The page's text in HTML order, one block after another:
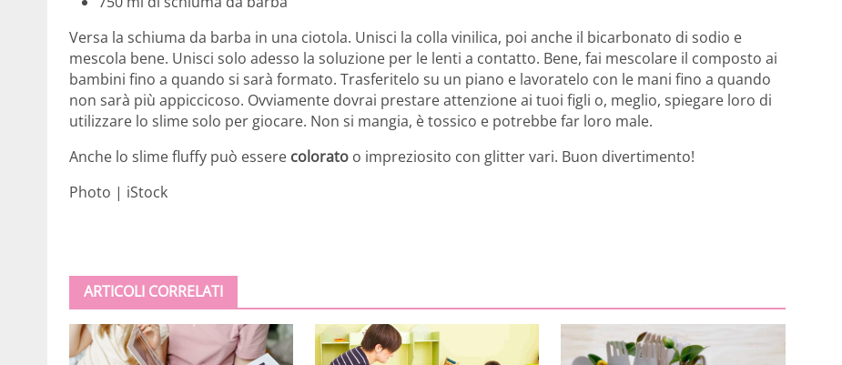
Versa la schiuma da barba in una ciotola. Unisci la colla vinilica, poi anche il bicarbonato di sodio e
mescola bene. Unisci solo adesso la soluzione per le lenti a contatto. Bene, fai mescolare il composto ai
bambini fino a quando si sarà formato. Trasferitelo su un piano e lavoratelo con le mani fino a quando
non sarà più appiccicoso. Ovviamente dovrai prestare attenzione ai tuoi figli o, meglio, spiegare loro di
utilizzare lo slime solo per giocare. Non si mangia, è tossico e potrebbe far loro male.
Anche lo slime fluffy può essere colorato o impreziosito con glitter vari. Buon divertimento!
Photo | iStock
ARTICOLI CORRELATI